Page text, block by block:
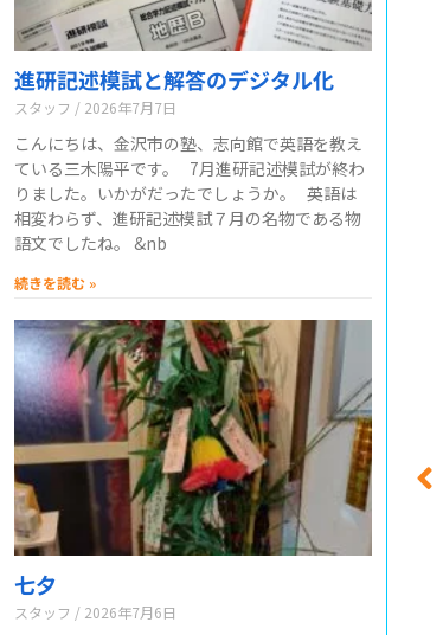
進研記述模試と解答のデジタル化
スタッフ 2026年7月7日
こんにちは、金沢市の塾、志向館で英語を教え
ている三木陽平です。 7月進研記述模試が終わ
りました。いかがだったでしょうか。 英語は
相変わらず、進研記述模試７月の名物である物
語文でしたね。 &nb
続きを読む »
七夕
スタッフ 2026年7月6日